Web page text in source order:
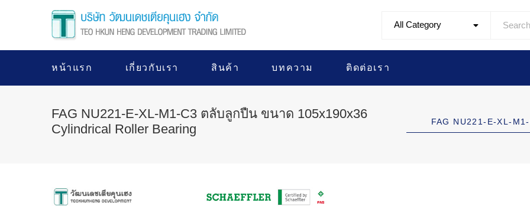
All Category
หน้าแรก เกี่ยวกับเรา สินค้า บทความ ติดต่อเรา
FAG NU221-E-XL-M1-C3 ตลับลูกปืน ขนาด 105x190x36
Cylindrical Roller Bearing
FAG NU221-E-XL-